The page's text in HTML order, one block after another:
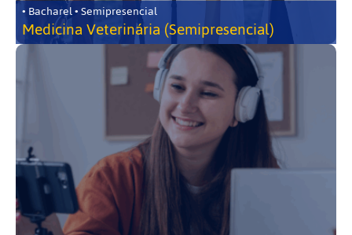
• Bacharel • Semipresencial
Medicina Veterinária (Semipresencial)